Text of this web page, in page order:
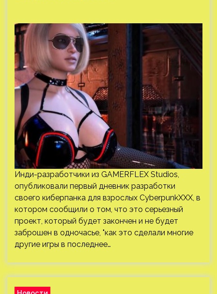
Инди-разработчики из GAMERFLEX Studios,
опубликовали первый дневник разработки
своего киберпанка для взрослых CyberpunkXXX, в
котором сообщили о том, что это серьезный
проект, который будет закончен и не будет
заброшен в одночасье, "как это сделали многие
другие игры в последнее…